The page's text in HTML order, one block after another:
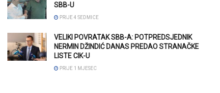
SBB-U
PRIJE 4 SEDMICE
VELIKI POVRATAK SBB-A: POTPREDSJEDNIK
NERMIN DŽINDIĆ DANAS PREDAO STRANAČKE
LISTE CIK-U
PRIJE 1 MJESEC